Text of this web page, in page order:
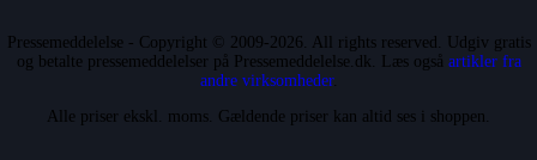
Pressemeddelelse - Copyright © 2009-2026. All rights reserved. Udgiv gratis
og betalte pressemeddelelser på Pressemeddelelse.dk. Læs også artikler fra
andre virksomheder.
Alle priser ekskl. moms. Gældende priser kan altid ses i shoppen.